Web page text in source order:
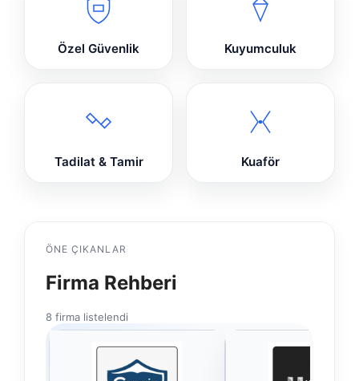
Özel Güvenlik Kuyumculuk
Tadilat & Tamir Kuaför
ÖNE ÇIKANLAR
Firma Rehberi
8 firma listelendi